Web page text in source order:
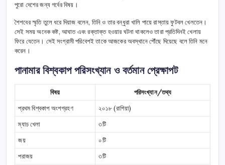
পুরো দেশের জন্য গর্বের বিষয়।
শৈশবের স্মৃতি তুলে ধরে দিয়াজ বলেন, তিনি ও তার বন্ধুরা খালি পায়ে রাস্তায় ফুটবল খেলতেন।
সেই সময় অনেক কষ্ট, আঘাত এবং রক্তাক্ত হওয়ার ঘটনা থাকলেও তারা প্রতিদিনই খেলায়
ফিরে যেতেন। সেই সংগ্রামী পরিবেশই তাকে আজকের অবস্থানে পৌঁছে দিয়েছে বলে তিনি মনে
করেন।
পানামার বিশ্বকাপ পরিসংখ্যান ও বর্তমান প্রেক্ষাপট
বিষয়
পরিসংখ্যান/তথ্য
প্রথম বিশ্বকাপ অংশগ্রহণ
২০১৮ (রাশিয়া)
ম্যাচ খেলা
৩টি
জয়
০টি
পরাজয়
৩টি